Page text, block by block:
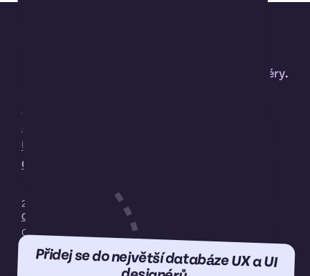
UI designéry.
UX a UI designéři
Odebírej články
2019—2026
Ochrana osobních údajů
Cookies lišta? Žádná. Používáme
Přidej se do největší databáze UX a UI